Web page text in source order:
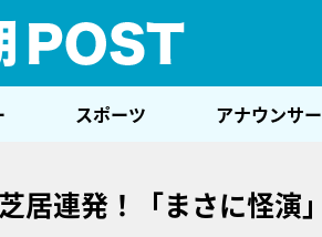
スポーツ アナウンサー
連発！「まさに怪演」